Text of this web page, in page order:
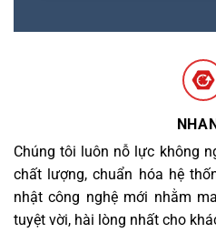
Chúng tôi luôn nỗ lực không
chất lượng, chuẩn hóa hệ
nhật công nghệ mới nhằm
tuyệt vời, hài lòng nhất cho